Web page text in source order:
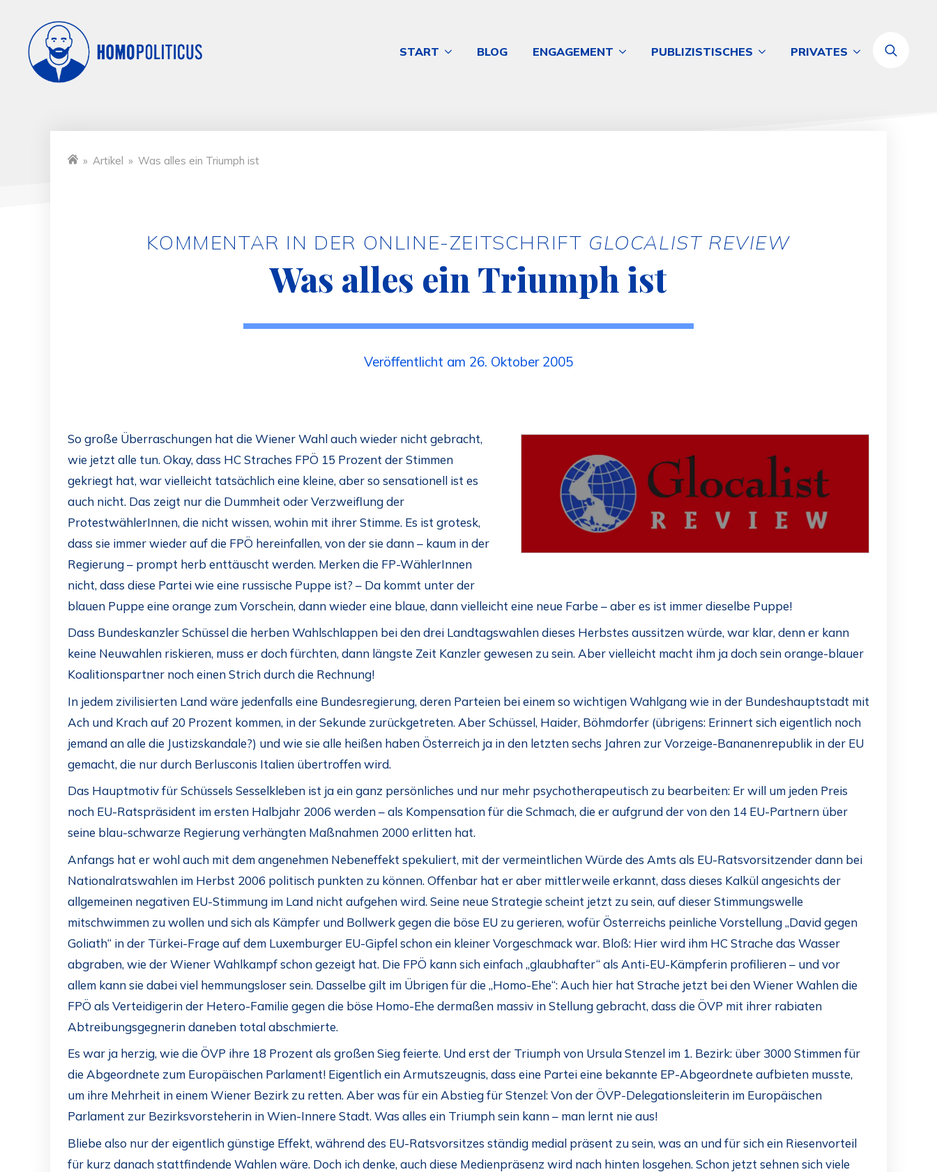
START BLOG ENGAGEMENT PUBLIZISTISCHES PRIVATES
» Artikel » Was alles ein Triumph ist
KOMMENTAR IN DER ONLINE-ZEITSCHRIFT GLOCALIST REVIEW
Was alles ein Triumph ist
Veröffentlicht am 26. Oktober 2005
So große Überraschungen hat die Wiener Wahl auch wieder nicht gebracht,
wie jetzt alle tun. Okay, dass HC Straches FPÖ 15 Prozent der Stimmen
gekriegt hat, war vielleicht tatsächlich eine kleine, aber so sensationell ist es
auch nicht. Das zeigt nur die Dummheit oder Verzweiflung der
ProtestwählerInnen, die nicht wissen, wohin mit ihrer Stimme. Es ist grotesk,
dass sie immer wieder auf die FPÖ hereinfallen, von der sie dann – kaum in der
Regierung – prompt herb enttäuscht werden. Merken die FP-WählerInnen
nicht, dass diese Partei wie eine russische Puppe ist? – Da kommt unter der
blauen Puppe eine orange zum Vorschein, dann wieder eine blaue, dann vielleicht eine neue Farbe – aber es ist immer dieselbe Puppe!
Dass Bundeskanzler Schüssel die herben Wahlschlappen bei den drei Landtagswahlen dieses Herbstes aussitzen würde, war klar, denn er kann
keine Neuwahlen riskieren, muss er doch fürchten, dann längste Zeit Kanzler gewesen zu sein. Aber vielleicht macht ihm ja doch sein orange-blauer
Koalitionspartner noch einen Strich durch die Rechnung!
In jedem zivilisierten Land wäre jedenfalls eine Bundesregierung, deren Parteien bei einem so wichtigen Wahlgang wie in der Bundeshauptstadt mit
Ach und Krach auf 20 Prozent kommen, in der Sekunde zurückgetreten. Aber Schüssel, Haider, Böhmdorfer (übrigens: Erinnert sich eigentlich noch
jemand an alle die Justizskandale?) und wie sie alle heißen haben Österreich ja in den letzten sechs Jahren zur Vorzeige-Bananenrepublik in der EU
gemacht, die nur durch Berlusconis Italien übertroffen wird.
Das Hauptmotiv für Schüssels Sesselkleben ist ja ein ganz persönliches und nur mehr psychotherapeutisch zu bearbeiten: Er will um jeden Preis
noch EU-Ratspräsident im ersten Halbjahr 2006 werden – als Kompensation für die Schmach, die er aufgrund der von den 14 EU-Partnern über
seine blau-schwarze Regierung verhängten Maßnahmen 2000 erlitten hat.
Anfangs hat er wohl auch mit dem angenehmen Nebeneffekt spekuliert, mit der vermeintlichen Würde des Amts als EU-Ratsvorsitzender dann bei
Nationalratswahlen im Herbst 2006 politisch punkten zu können. Offenbar hat er aber mittlerweile erkannt, dass dieses Kalkül angesichts der
allgemeinen negativen EU-Stimmung im Land nicht aufgehen wird. Seine neue Strategie scheint jetzt zu sein, auf dieser Stimmungswelle
mitschwimmen zu wollen und sich als Kämpfer und Bollwerk gegen die böse EU zu gerieren, wofür Österreichs peinliche Vorstellung „David gegen
Goliath“ in der Türkei-Frage auf dem Luxemburger EU-Gipfel schon ein kleiner Vorgeschmack war. Bloß: Hier wird ihm HC Strache das Wasser
abgraben, wie der Wiener Wahlkampf schon gezeigt hat. Die FPÖ kann sich einfach „glaubhafter“ als Anti-EU-Kämpferin profilieren – und vor
allem kann sie dabei viel hemmungsloser sein. Dasselbe gilt im Übrigen für die „Homo-Ehe“: Auch hier hat Strache jetzt bei den Wiener Wahlen die
FPÖ als Verteidigerin der Hetero-Familie gegen die böse Homo-Ehe dermaßen massiv in Stellung gebracht, dass die ÖVP mit ihrer rabiaten
Abtreibungsgegnerin daneben total abschmierte.
Es war ja herzig, wie die ÖVP ihre 18 Prozent als großen Sieg feierte. Und erst der Triumph von Ursula Stenzel im 1. Bezirk: über 3000 Stimmen für
die Abgeordnete zum Europäischen Parlament! Eigentlich ein Armutszeugnis, dass eine Partei eine bekannte EP-Abgeordnete aufbieten musste,
um ihre Mehrheit in einem Wiener Bezirk zu retten. Aber was für ein Abstieg für Stenzel: Von der ÖVP-Delegationsleiterin im Europäischen
Parlament zur Bezirksvorsteherin in Wien-Innere Stadt. Was alles ein Triumph sein kann – man lernt nie aus!
Bliebe also nur der eigentlich günstige Effekt, während des EU-Ratsvorsitzes ständig medial präsent zu sein, was an und für sich ein Riesenvorteil
für kurz danach stattfindende Wahlen wäre. Doch ich denke, auch diese Medienpräsenz wird nach hinten losgehen. Schon jetzt sehnen sich viele